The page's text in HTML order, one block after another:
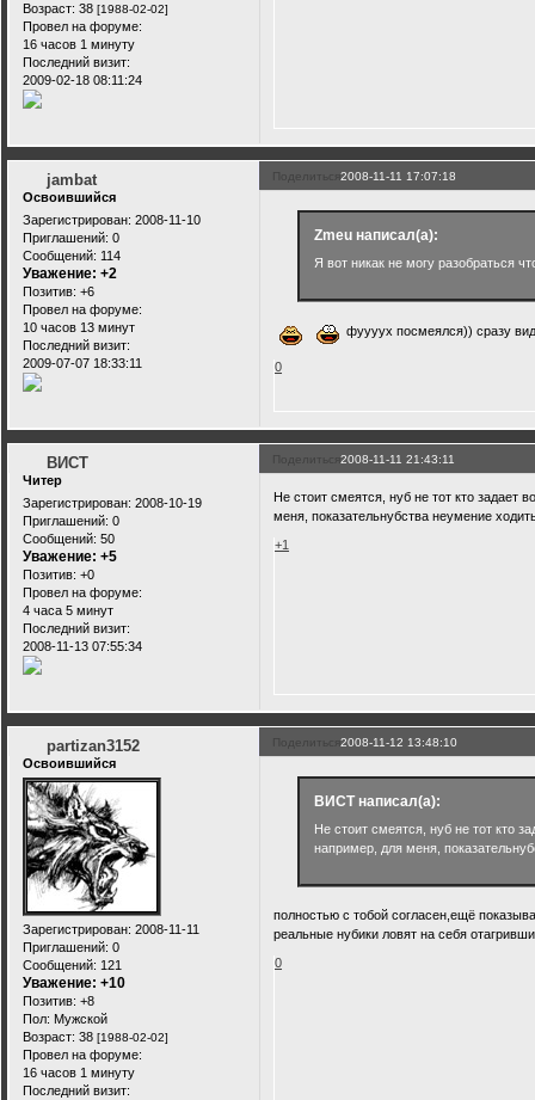
Возраст: 38 [1988-02-02]
Провел на форуме:
16 часов 1 минуту
Последний визит:
2009-02-18 08:11:24
Поделиться2008-11-11 17:07:18
jambat
Освоившийся
Зарегистрирован: 2008-11-10
Приглашений: 0
Сообщений: 114
Уважение: +2
Позитив: +6
Провел на форуме:
10 часов 13 минут
Последний визит:
2009-07-07 18:33:11
Zmeu написал(а):
Я вот никак не могу разобраться
фуууух посмеялся)) сразу
0
Поделиться2008-11-11 21:43:11
ВИСТ
Читер
Зарегистрирован: 2008-10-19
Приглашений: 0
Сообщений: 50
Уважение: +5
Позитив: +0
Провел на форуме:
4 часа 5 минут
Последний визит:
2008-11-13 07:55:34
Не стоит смеятся, нуб не тот кто задает
меня, показательнубства неумение
+1
Поделиться2008-11-12 13:48:10
partizan3152
Освоившийся
Зарегистрирован: 2008-11-11
Приглашений: 0
Сообщений: 121
Уважение: +10
Позитив: +8
Пол: Мужской
Возраст: 38 [1988-02-02]
Провел на форуме:
16 часов 1 минуту
Последний визит:
ВИСТ написал(а):
Не стоит смеятся, нуб не тот кто
например, для меня,
полностью с тобой согласен,ещё
реальные нубики ловят на себя
0